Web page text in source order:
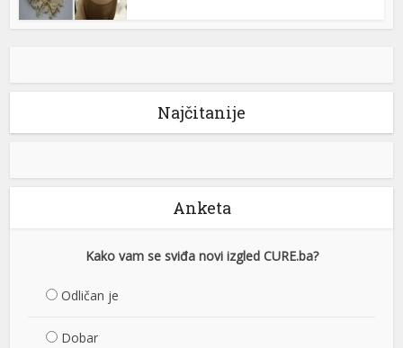
Najčitanije
Anketa
Kako vam se sviđa novi izgled CURE.ba?
Odličan je
Dobar